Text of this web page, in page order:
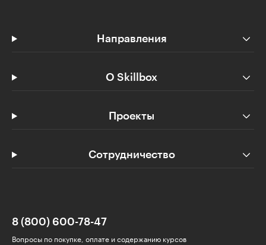
Направления
О Skillbox
Проекты
Сотрудничество
8 (800) 600-78-47
Вопросы по покупке, оплате и содержанию курсов